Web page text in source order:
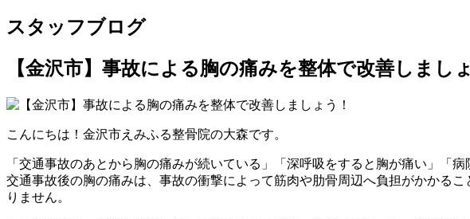
スタッフブログ
【金沢市】事故による胸の痛みを整体で改善しまし
こんにちは！金沢市えみふる整骨院の大森です。
「交通事故のあとから胸の痛みが続いている」「深呼吸をすると胸が痛い」「
交通事故後の胸の痛みは、事故の衝撃によって筋肉や肋骨周辺へ負担がかかる
りません。